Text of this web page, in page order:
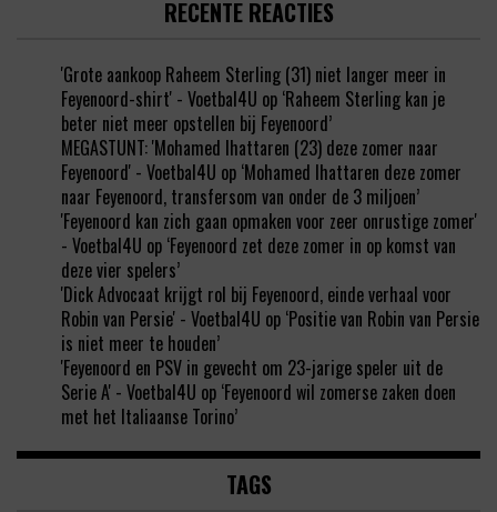
RECENTE REACTIES
'Grote aankoop Raheem Sterling (31) niet langer meer in
Feyenoord-shirt' - Voetbal4U op ‘Raheem Sterling kan je
beter niet meer opstellen bij Feyenoord’
MEGASTUNT: 'Mohamed Ihattaren (23) deze zomer naar
Feyenoord' - Voetbal4U op ‘Mohamed Ihattaren deze zomer
naar Feyenoord, transfersom van onder de 3 miljoen’
'Feyenoord kan zich gaan opmaken voor zeer onrustige zomer'
- Voetbal4U op ‘Feyenoord zet deze zomer in op komst van
deze vier spelers’
'Dick Advocaat krijgt rol bij Feyenoord, einde verhaal voor
Robin van Persie' - Voetbal4U op ‘Positie van Robin van Persie
is niet meer te houden’
'Feyenoord en PSV in gevecht om 23-jarige speler uit de
Serie A' - Voetbal4U op ‘Feyenoord wil zomerse zaken doen
met het Italiaanse Torino’
TAGS